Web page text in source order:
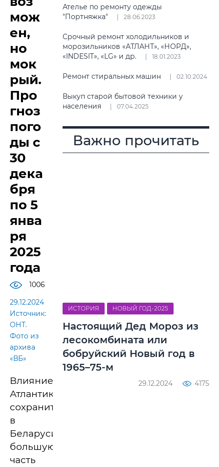
мож
ен,
но
мок
рый.
Про
гноз
пого
ды с
30
дека
бря
по 5
янва
ря
2025
года
1006
29.12.2024
Источник:
ОНТ.
Фото из
архива
«ВБ»
Влияние
Атлантики
сохранится
в
Беларуси
большую
часть
Ателье по ремонту одежды
"Портняжка"
28.06.2023
Срочный ремонт холодильников и
морозильников «АТЛАНТ», «НОРД»,
«INDESIT», «LG» и др.
18.01.2023
Ремонт стиральных машин 02.10.2024
Выкуп старой бытовой техники у
населения
07.04.2025
Важно прочитать
ИСТОРИЯ НОВЫЙ ГОД-2025
Настоящий Дед Мороз из
лесокомбината или
бобруйский Новый год в
1965–75-м
29.12.2024 4175